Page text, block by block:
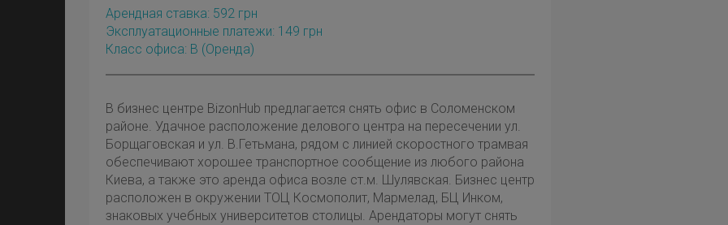
Арендная ставка: 592 грн
Эксплуатационные платежи: 149 грн
Класс офиса: B (оренда)
В бизнес центре BizonHub предлагается снять офис в Соломенском
районе. Удачное расположение делового центра на пересечении ул.
Борщаговская и ул. В.Гетьмана, рядом с линией скоростного трамвая
обеспечивают хорошее транспортное сообщение из любого района
Киева, а также это аренда офиса возле ст.м. Шулявская. Бизнес центр
расположен в окружении ТОЦ Космополит, Мармелад, БЦ Инком,
знаковых учебных университетов столицы. Арендаторы могут снять